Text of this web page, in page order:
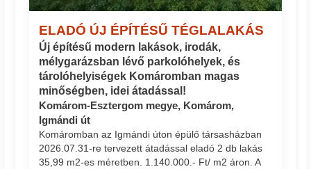
ELADÓ ÚJ ÉPÍTÉSŰ TÉGLALAKÁS
Új építésű modern lakások, irodák,
mélygarázsban lévő parkolóhelyek, és
tárolóhelyiségek Komáromban magas
minőségben, idei átadással!
Komárom-Esztergom megye, Komárom,
Igmándi út
Komáromban az Igmándi úton épülő társasházban
2026.07.31-re tervezett átadással eladó 2 db lakás
35,99 m2-es méretben. 1.140.000.- Ft/ m2 áron. A